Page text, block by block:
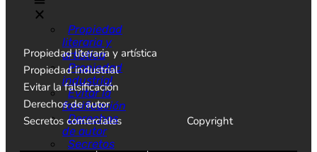
Propiedad
literaria y
artística
Propiedad
industrial
Evitar la
falsificación
Derechos
de autor
Secretos
Propiedad literaria y artística
Propiedad industrial
Evitar la falsificación
Derechos de autor
Secretos comerciales
Copyright